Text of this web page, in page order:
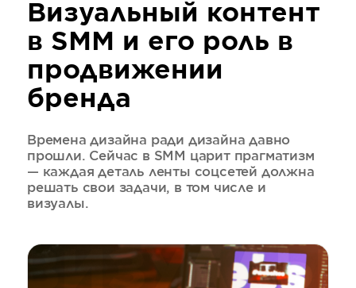
Визуальный контент
в SMM и его роль в
продвижении
бренда
Времена дизайна ради дизайна давно
прошли. Сейчас в SMM царит прагматизм
— каждая деталь ленты соцсетей должна
решать свои задачи, в том числе и
визуалы.